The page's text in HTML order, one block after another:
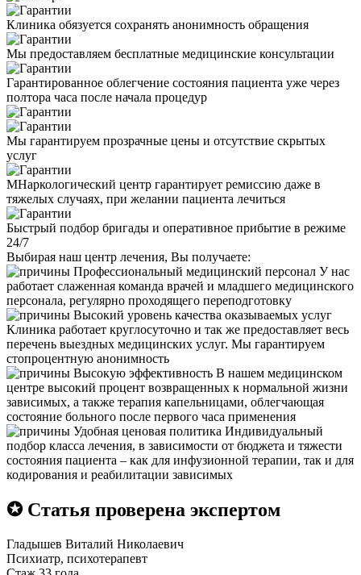
Клиника обязуется сохранять анонимность обращения
Мы предоставляем бесплатные медицинские консультации
Гарантированное облегчение состояния пациента уже через
полтора часа после начала процедур
Мы гарантируем прозрачные цены и отсутствие скрытых
услуг
МНаркологический центр гарантирует ремиссию даже в
тяжелых случаях, при желании пациента лечиться
Быстрый подбор бригады и оперативное прибытие в режиме
24/7
Выбирая наш центр лечения, Вы получаете:
Профессиональный медицинский персонал У нас
работает слаженная команда врачей и младшего медицинского
персонала, регулярно проходящего переподготовку
Высокий уровень качества оказываемых услуг
Клиника работает круглосуточно и так же предоставляет весь
перечень выездных медицинских услуг. Мы гарантируем
стопроцентную анонимность
Высокую эффективность В нашем медицинском
центре высокий процент возвращенных к нормальной жизни
зависимых, а также терапия капельницами, облегчающая
состояние больного после первого часа применения
Удобная ценовая политика Индивидуальный
подбор класса лечения, в зависимости от бюджета и тяжести
состояния пациента – как для инфузионной терапии, так и для
кодирования и реабилитации зависимых
✪ Статья проверена экспертом
Гладышев Виталий Николаевич
Психиатр, психотерапевт